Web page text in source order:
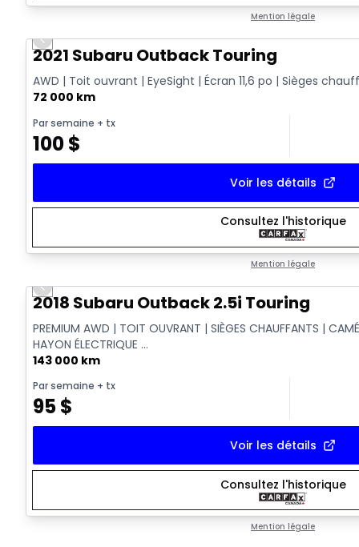
Mention légale
Previous slide
2021 Subaru Outback Touring
AWD | Toit ouvrant | EyeSight | Écran 11,6 po | Sièges
72 000 km
Par semaine + tx
100$
Voir les détails
Consultez l'historique
Mention légale
Previous slide
2018 Subaru Outback 2.5i Touring
PREMIUM AWD | TOIT OUVRANT | SIÈGES CHAUFFANTS |
HAYON ÉLECTRIQUE ...
143 000 km
Par semaine + tx
95$
Voir les détails
Consultez l'historique
Mention légale